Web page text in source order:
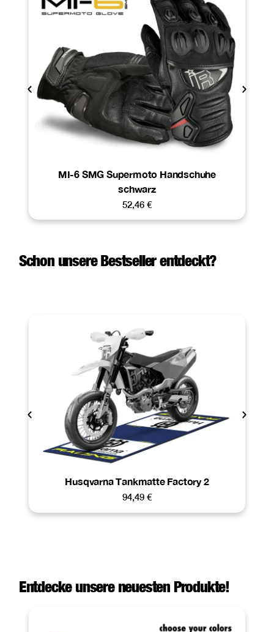
MI-6 SMG Supermoto Handschuhe
schwarz
52,46 €
Schon unsere Bestseller entdeckt?
Husqvarna Tankmatte Factory 2
94,49 €
Entdecke unsere neuesten Produkte!